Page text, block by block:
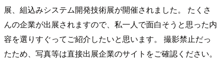
展、組込みシステム開発技術展が開催されました。 たくさ
んの企業が出展されますので、私一人で面白そうと思った内
容を選りすぐってご紹介したいと思います。 撮影禁止だっ
たため、写真等は直接出展企業のサイトをご確認ください。